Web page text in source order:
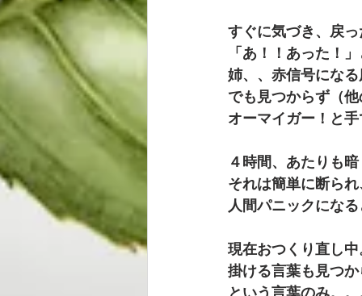
すぐに気づき、戻
「あ！！あった！
姉、、赤信号にな
でも見つからず（
オーマイガー！と
４時間、あたりも
それは簡単に断ら
人間パニックにな
現在おつくり直し
掛ける言葉も見つ